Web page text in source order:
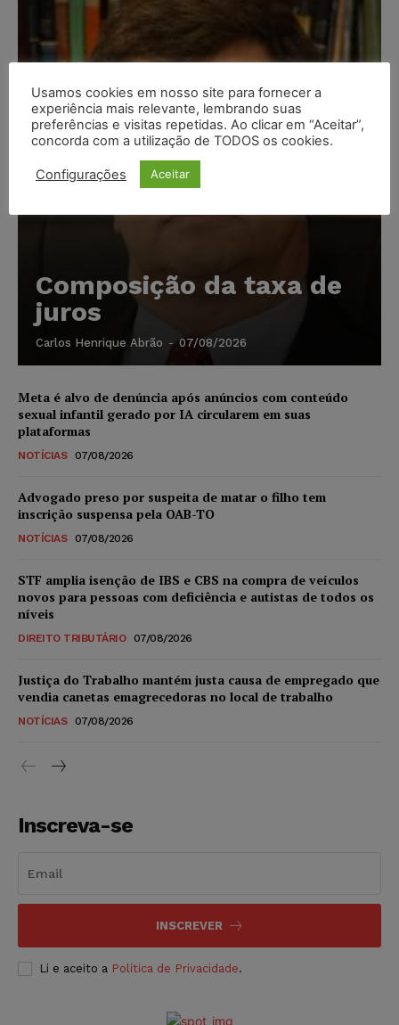
Composição da taxa de
juros
Carlos Henrique Abrão - 07/08/2026
Meta é alvo de denúncia após anúncios com conteúdo
sexual infantil gerado por IA circularem em suas
plataformas
NOTÍCIAS 07/08/2026
Advogado preso por suspeita de matar o filho tem
inscrição suspensa pela OAB-TO
NOTÍCIAS 07/08/2026
STF amplia isenção de IBS e CBS na compra de veículos
novos para pessoas com deficiência e autistas de todos os
níveis
DIREITO TRIBUTÁRIO 07/08/2026
Justiça do Trabalho mantém justa causa de empregado que
vendia canetas emagrecedoras no local de trabalho
NOTÍCIAS 07/08/2026
Inscreva-se
INSCREVER
Li e aceito a Política de Privacidade.
Usamos cookies em nosso site para fornecer a
experiência mais relevante, lembrando suas
preferências e visitas repetidas. Ao clicar em “Aceitar”,
concorda com a utilização de TODOS os cookies.
Configurações Aceitar